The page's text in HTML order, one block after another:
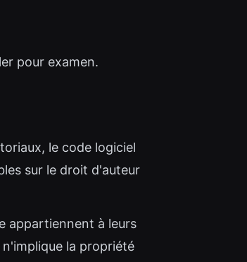
pour examen.
le code logiciel
sur le droit d'auteur
appartiennent à leurs
la propriété